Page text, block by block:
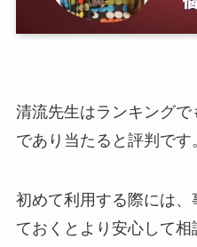
清流先生はランキング
であり当たると評判です
初めて利用する際には
ておくとより安心して